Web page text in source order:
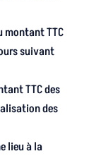
montant TTC
suivant
TTC des
des
lieu à la